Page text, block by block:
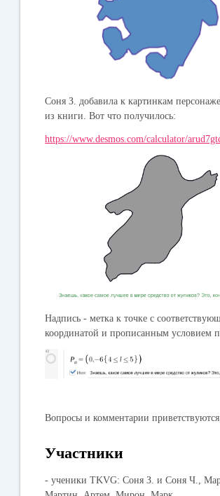
Соня З. добавила к картинкам
из книги. Вот что получилось:
https://www.desmos.com/calculator/
Надпись - метка к точке с
координатой и прописанным условием
Вопросы и комментарии
Участники
- ученики TKVG: Cоня З. и Соня Ч.,